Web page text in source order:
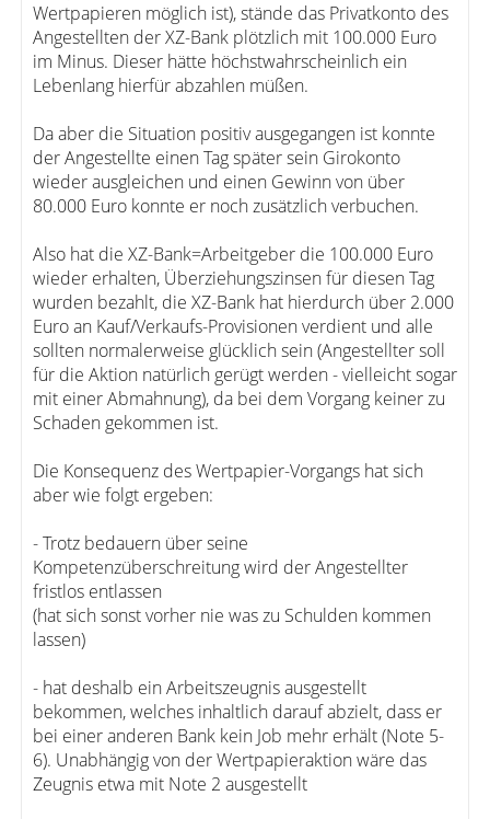
Wertpapieren möglich ist), stände das Privatkonto des
Angestellten der XZ-Bank plötzlich mit 100.000 Euro
im Minus. Dieser hätte höchstwahrscheinlich ein
Lebenlang hierfür abzahlen müßen.
Da aber die Situation positiv ausgegangen ist konnte
der Angestellte einen Tag später sein Girokonto
wieder ausgleichen und einen Gewinn von über
80.000 Euro konnte er noch zusätzlich verbuchen.
Also hat die XZ-Bank=Arbeitgeber die 100.000 Euro
wieder erhalten, Überziehungszinsen für diesen Tag
wurden bezahlt, die XZ-Bank hat hierdurch über 2.000
Euro an Kauf/Verkaufs-Provisionen verdient und alle
sollten normalerweise glücklich sein (Angestellter soll
für die Aktion natürlich gerügt werden - vielleicht sogar
mit einer Abmahnung), da bei dem Vorgang keiner zu
Schaden gekommen ist.
Die Konsequenz des Wertpapier-Vorgangs hat sich
aber wie folgt ergeben:
- Trotz bedauern über seine
Kompetenzüberschreitung wird der Angestellter
fristlos entlassen
(hat sich sonst vorher nie was zu Schulden kommen
lassen)
- hat deshalb ein Arbeitszeugnis ausgestellt
bekommen, welches inhaltlich darauf abzielt, dass er
bei einer anderen Bank kein Job mehr erhält (Note 5-
6). Unabhängig von der Wertpapieraktion wäre das
Zeugnis etwa mit Note 2 ausgestellt